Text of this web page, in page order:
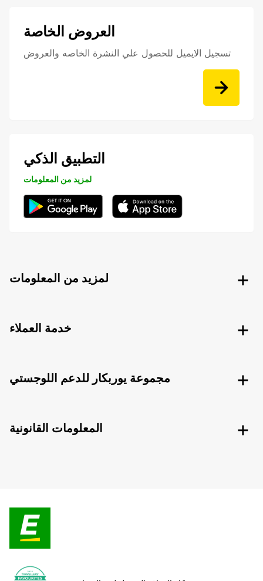
العروض الخاصة
تسجيل الايميل للحصول علي النشرة الخاصه والعروض
التطبيق الذكي
لمزيد من المعلومات
لمزيد من المعلومات
خدمة العملاء
مجموعة يوربكار للدعم اللوجستي
المعلومات القانونية